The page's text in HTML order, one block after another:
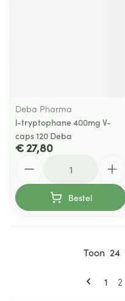
Deba Pharma
l-tryptophane 400mg V-
caps 120 Deba
€ 27,80
Bestel
U
1 2
Toon